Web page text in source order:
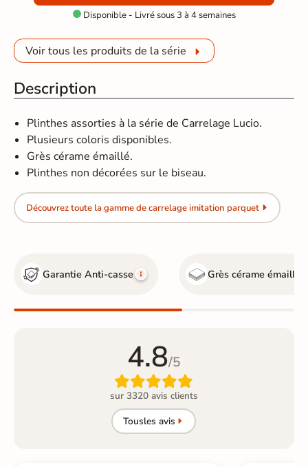
Disponible - Livré sous 3 à 4 semaines
Voir tous les produits de la série
Description
Plinthes assorties à la série de Carrelage Lucio.
Plusieurs coloris disponibles.
Grès cérame émaillé.
Plinthes non décorées sur le biseau.
Découvrez toute la gamme de carrelage imitation parquet
Garantie Anti-casse Grès cérame émaillé
4.8/5

sur 3320 avis clients
Tousles avis